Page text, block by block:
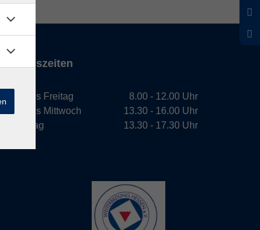
Öffnungszeiten
bis Freitag
bis Mittwoch
8.00 - 12.00 Uhr
13.30 - 16.00 Uhr
13.30 - 17.30 Uhr